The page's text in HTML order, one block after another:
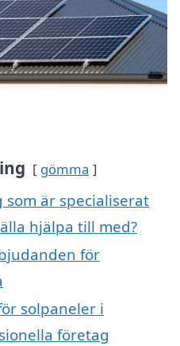
gömma
är specialiserat
hjälpa till med?
för
solpaneler i
företag